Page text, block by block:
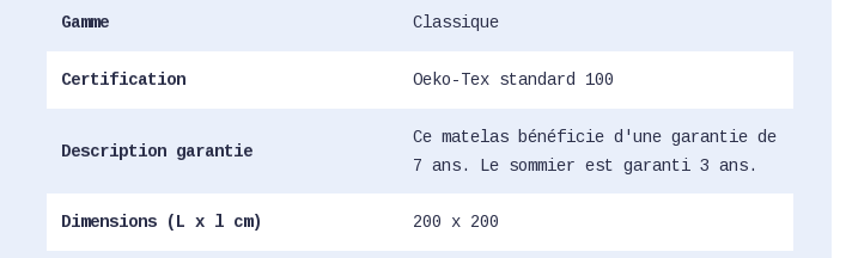
Gamme Classique
Certification Oeko-Tex standard 100
Description garantie
Ce matelas bénéficie d'une garantie de
7 ans. Le sommier est garanti 3 ans.
Dimensions (L x l cm) 200 x 200